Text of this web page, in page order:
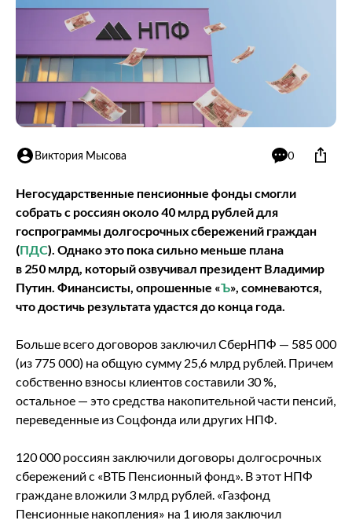
Виктория Мысова 0
Негосударственные пенсионные фонды смогли
собрать с россиян около 40 млрд рублей для
госпрограммы долгосрочных сбережений граждан
(ПДС). Однако это пока сильно меньше плана
в 250 млрд, который озвучивал президент Владимир
Путин. Финансисты, опрошенные «Ъ», сомневаются,
что достичь результата удастся до конца года.
Больше всего договоров заключил СберНПФ — 585 000
(из 775 000) на общую сумму 25,6 млрд рублей. Причем
собственно взносы клиентов составили 30 %,
остальное — это средства накопительной части пенсий,
переведенные из Соцфонда или других НПФ.
120 000 россиян заключили договоры долгосрочных
сбережений с «ВТБ Пенсионный фонд». В этот НПФ
граждане вложили 3 млрд рублей. «Газфонд
Пенсионные накопления» на 1 июля заключил